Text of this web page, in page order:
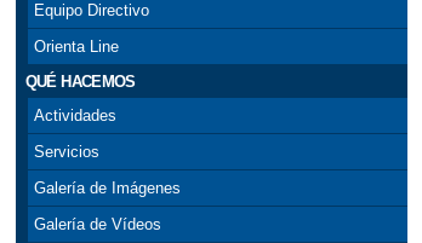
Equipo Directivo
Orienta Line
QUÉ HACEMOS
Actividades
Servicios
Galería de Imágenes
Galería de Vídeos